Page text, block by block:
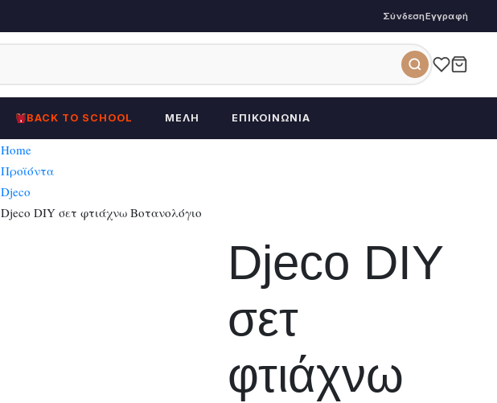
ΣύνδεσηΕγγραφή
BACK TO SCHOOL ΜΈΛΗ ΕΠΙΚΟΙΝΩΝΊΑ
Home
Προϊόντα
Djeco
Djeco DIY σετ φτιάχνω Βοτανολόγιο
Djeco DIY
σετ
φτιάχνω